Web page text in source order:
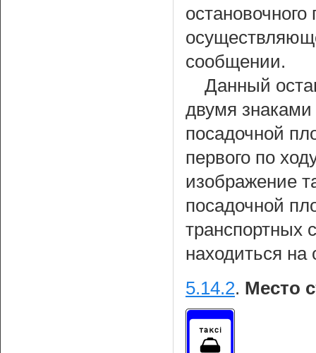
остановочного
сообщении.
Данный
двумя
посадочной
первого по
изображение
посадочной
транспортных
находиться на
5.14.2. Место